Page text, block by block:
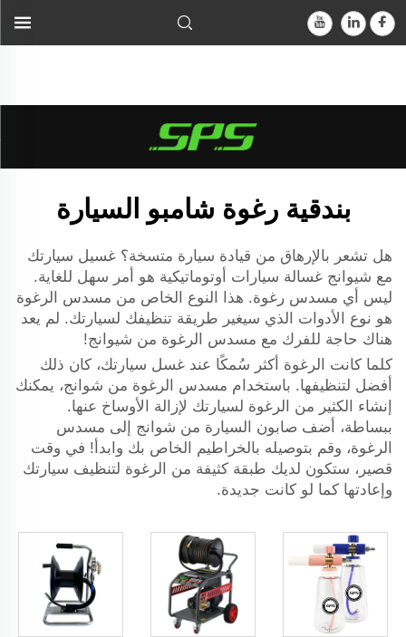
غسالة السيارات الأوتوماتيكية من شيوانغ أصبح أمرًا سهلاً للغاية. ليس
مجرد بندقية رغوة عادية؛ بل هذه البندقية المتخصصة في إنتاج الرغوة
هي...">
بندقية رغوة شامبو السيارة
هل تشعر بالإرهاق من قيادة سيارة متسخة؟ غسيل سيارتك
مع شيوانج غسالة سيارات أوتوماتيكية هو أمر سهل للغاية.
ليس أي مسدس رغوة. هذا النوع الخاص من مسدس الرغوة
هو نوع الأدوات الذي سيغير طريقة تنظيفك لسيارتك. لم يعد
هناك حاجة للفرك مع مسدس الرغوة من شيوانج!
كلما كانت الرغوة أكثر سُمكًا عند غسل سيارتك، كان ذلك
أفضل لتنظيفها. باستخدام مسدس الرغوة من شوانج، يمكنك
إنشاء الكثير من الرغوة لسيارتك لإزالة الأوساخ عنها.
ببساطة، أضف صابون السيارة من شوانج إلى مسدس
الرغوة، وقم بتوصيله بالخراطيم الخاص بك وابدأ! في وقت
قصير، ستكون لديك طبقة كثيفة من الرغوة لتنظيف سيارتك
وإعادتها كما لو كانت جديدة.